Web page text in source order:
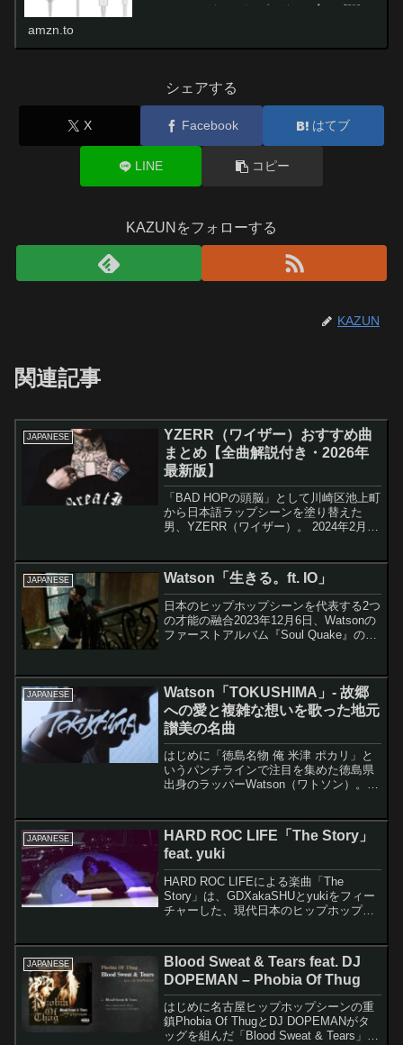
Amazon.co.jp: イヤホン タイプc イヤホン【2026新版
amzn.to
シェアする
X Facebook はてブ
LINE コピー
KAZUNをフォローする
KAZUN
関連記事
JAPANESE
YZERR（ワイザー）おすすめ曲
まとめ【全曲解説付き・2026年
最新版】
「BAD HOPの頭脳」として川崎区池上町
から日本語ラップシーンを塗り替えた
男、YZERR（ワイザー）。 2024年2月の
いる。この記事では当ブログで解説して
きたYZE...
JAPANESE Watson「生きる。ft. IO」
日本のヒップホップシーンを代表する2つ
の才能の融合2023年12月6日、Watsonの
ファーストアルバム『Soul Quake』の7
Watsonと日本のヒップホッ...
JAPANESE
Watson「TOKUSHIMA」- 故郷
への愛と複雑な想いを歌った地元
讃美の名曲
はじめに「徳島名物 俺 米津 ポカリ」と
いうパンチラインで注目を集めた徳島県
出身のラッパーWatson（ワトソン）。彼
Quake 2』に収録された...
JAPANESE
HARD ROC LIFE「The Story」
feat. yuki
HARD ROC LIFEによる楽曲「The
Story」は、GDXakaSHUとyukiをフィー
チャーした、現代日本のヒップホップシ
成熟度を見事に融合させた、日本語ラ...
JAPANESE
Blood Sweat & Tears feat. DJ
DOPEMAN – Phobia Of Thug
はじめに名古屋ヒップホップシーンの重
鎮Phobia Of ThugとDJ DOPEMANがタ
ッグを組んだ「Blood Sweat & Tears」